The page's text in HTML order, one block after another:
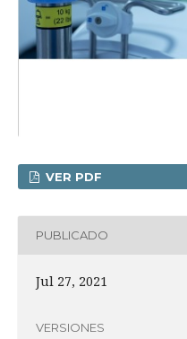
VER PDF
PUBLICADO
Jul 27, 2021
VERSIONES